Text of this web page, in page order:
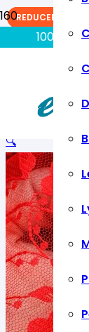
100%
🔍
REDUCERI!
REDUCERI!
REDUCERI!